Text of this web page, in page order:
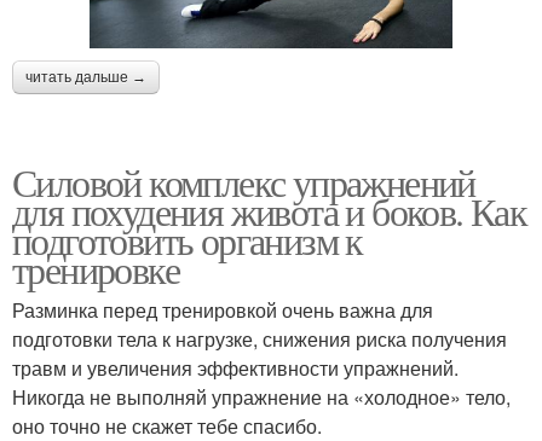
читать дальше →
Силовой комплекс упражнений
для похудения живота и боков. Как
подготовить организм к
тренировке
Разминка перед тренировкой очень важна для
подготовки тела к нагрузке, снижения риска получения
травм и увеличения эффективности упражнений.
Никогда не выполняй упражнение на «холодное» тело,
оно точно не скажет тебе спасибо.